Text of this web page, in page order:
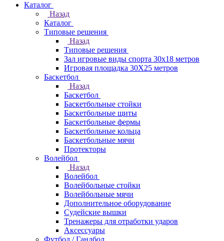
Каталог
Назад
Каталог
Типовые решения
Назад
Типовые решения
Зал игровые виды спорта 30x18 метров
Игровая площадка 30Х25 метров
Баскетбол
Назад
Баскетбол
Баскетбольные стойки
Баскетбольные щиты
Баскетбольные фермы
Баскетбольные кольца
Баскетбольные мячи
Протекторы
Волейбол
Назад
Волейбол
Волейбольные стойки
Волейбольные мячи
Дополнительное оборудование
Судейские вышки
Тренажеры для отработки ударов
Аксессуары
Футбол / Гандбол